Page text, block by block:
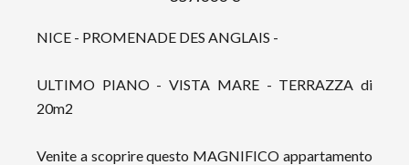
NICE - PROMENADE DES ANGLAIS -
ULTIMO PIANO - VISTA MARE - TERRAZZA di
20m2
Venite a scoprire questo MAGNIFICO appartamento